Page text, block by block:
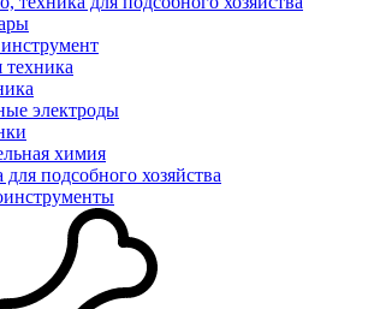
техника
электроды
химия
для подсобного хозяйства